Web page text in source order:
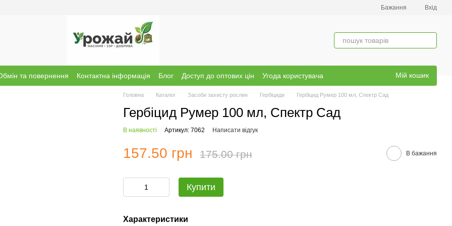
Бажання Вхід
та повернення Контактна інформація Блог Доступ до оптових цін
Угода користувача
Мій кошик
Головна Каталог Засоби захисту рослин Гербіциди Гербіцид Румер 100 мл, Спектр Сад
Гербіцид Румер 100 мл, Спектр Сад
В наявності Артикул: 7062 Написати відгук
157.50 грн 175.00 грн В бажання
Купити
Характеристики